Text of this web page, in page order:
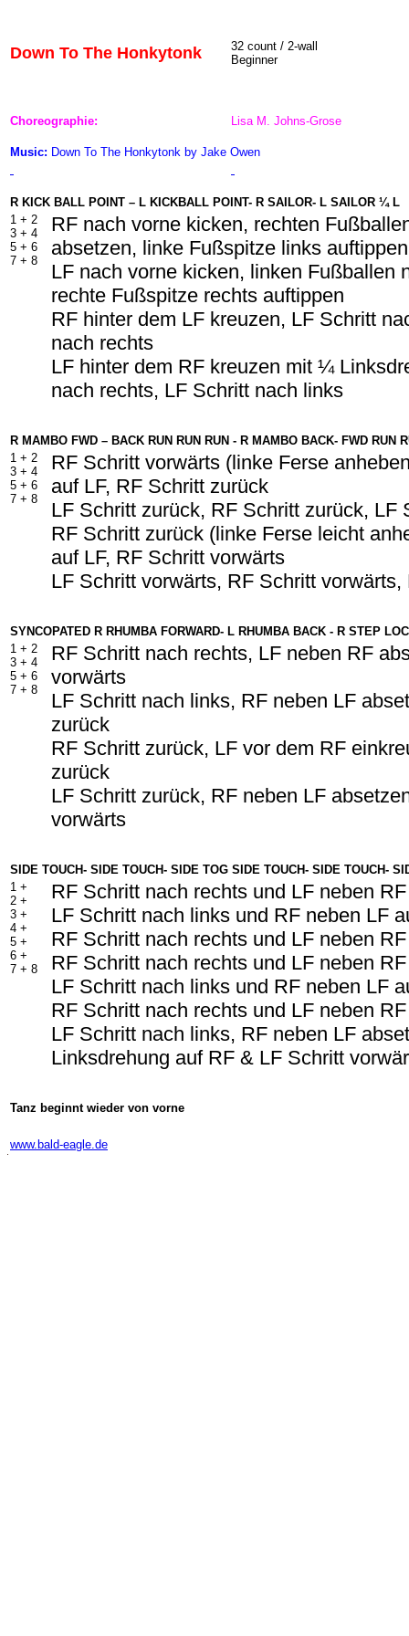
Down To The Honkytonk
32 count / 2-wall
Beginner
Choreographie: Lisa M. Johns-Grose
Music: Down To The Honkytonk by Jake Owen
R KICK BALL POINT – L KICKBALL POINT- R SAILOR- L SAILOR ¼ L
1 + 2
3 + 4
5 + 6
7 + 8
RF nach vorne kicken, rechten
absetzen, linke Fußspitze links
LF nach vorne kicken, linken Fußballen
rechte Fußspitze rechts auftippen
RF hinter dem LF kreuzen, LF Schritt
nach rechts
LF hinter dem RF kreuzen mit ¼
nach rechts, LF Schritt nach links
R MAMBO FWD – BACK RUN RUN RUN - R MAMBO BACK- FWD RUN
1 + 2
3 + 4
5 + 6
7 + 8
RF Schritt vorwärts (linke Ferse
auf LF, RF Schritt zurück
LF Schritt zurück, RF Schritt zurück, LF
RF Schritt zurück (linke Ferse leicht
auf LF, RF Schritt vorwärts
LF Schritt vorwärts, RF Schritt
SYNCOPATED R RHUMBA FORWARD- L RHUMBA BACK - R STEP
1 + 2
3 + 4
5 + 6
7 + 8
RF Schritt nach rechts, LF neben RF
vorwärts
LF Schritt nach links, RF neben LF
zurück
RF Schritt zurück, LF vor dem RF
zurück
LF Schritt zurück, RF neben LF
vorwärts
SIDE TOUCH- SIDE TOUCH- SIDE TOG SIDE TOUCH- SIDE TOUCH-
1 +
2 +
3 +
4 +
5 +
6 +
7 + 8
RF Schritt nach rechts und LF neben
LF Schritt nach links und RF neben LF
RF Schritt nach rechts und LF neben
RF Schritt nach rechts und LF neben
LF Schritt nach links und RF neben LF
RF Schritt nach rechts und LF neben
LF Schritt nach links, RF neben LF
Linksdrehung auf RF & LF Schritt
Tanz beginnt wieder von vorne
www.bald-eagle.de